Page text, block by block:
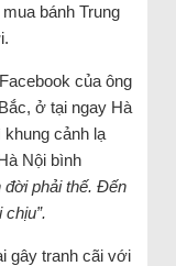
bánh Trung
của ông
ở tại ngay Hà
cảnh lạ
Nội bình
đời phải thế. Đến
gây tranh cãi với